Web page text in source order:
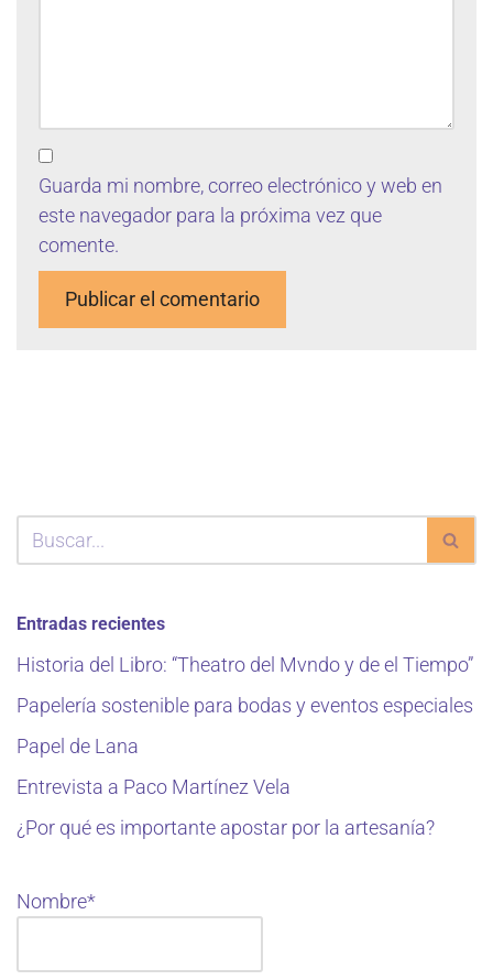
Guarda mi nombre, correo electrónico y web en
este navegador para la próxima vez que
comente.
Entradas recientes
Historia del Libro: “Theatro del Mvndo y de el Tiempo”
Papelería sostenible para bodas y eventos especiales
Papel de Lana
Entrevista a Paco Martínez Vela
¿Por qué es importante apostar por la artesanía?
Nombre*